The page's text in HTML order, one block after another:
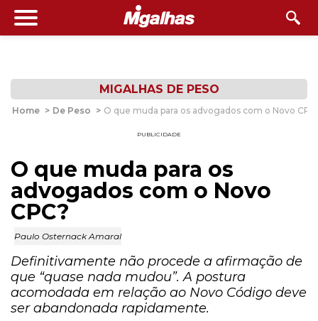
MIGALHAS DE PESO
Home > De Peso > O que muda para os advogados com o Novo
PUBLICIDADE
O que muda para os
advogados com o Novo
CPC?
Paulo Osternack Amaral
Definitivamente não procede a afirmação de
que “quase nada mudou”. A postura
acomodada em relação ao Novo Código deve
ser abandonada rapidamente.